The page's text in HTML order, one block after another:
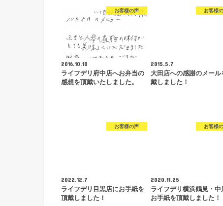
お客様の声
2016.10.10
ライフデリ府中店へお弁当の
感想を頂戴いたしました。
お客様
2015.5.7
大田店への感謝のメール
戴しました！
お客様の声
2022.12.7
ライフデリ目黒店にお手紙を
頂戴しました！
お客様
2020.11.25
ライフデリ横浜鶴見・中
お手紙を頂戴しました！